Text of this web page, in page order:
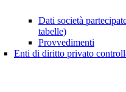
Dati società
tabelle)
Provvedimenti
Enti di diritto privato